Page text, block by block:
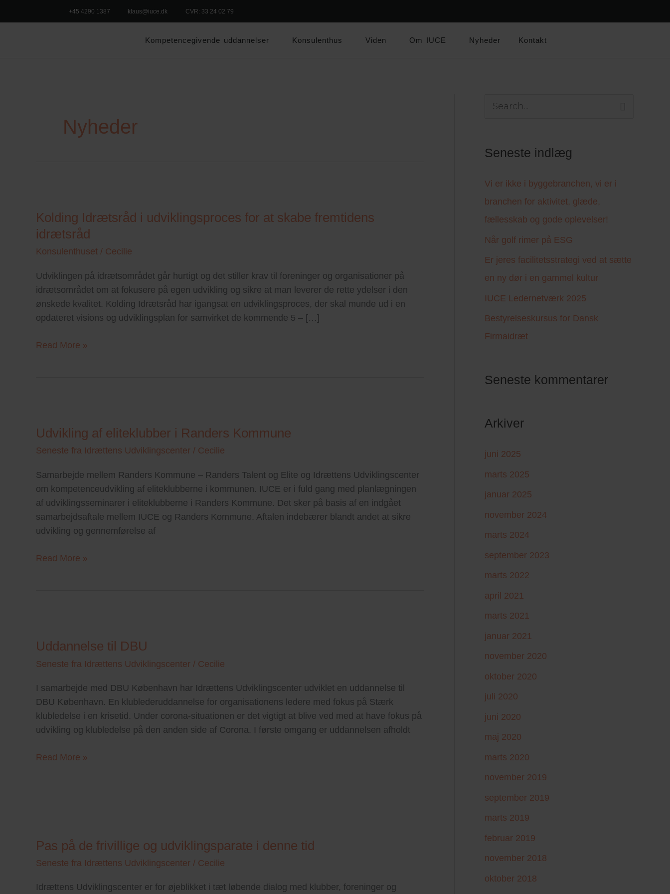
+45 4290 1387 klaus@iuce.dk CVR: 33 24 02 79
Kompetencegivende uddannelser Konsulenthus Viden Om IUCE Nyheder Kontakt
Nyheder
Kolding Idrætsråd i udviklingsproces for at skabe fremtidens
idrætsråd
Konsulenthuset / Cecilie
Udviklingen på idrætsområdet går hurtigt og det stiller krav til foreninger og organisationer på
idrætsområdet om at fokusere på egen udvikling og sikre at man leverer de rette ydelser i den
ønskede kvalitet. Kolding Idrætsråd har igangsat en udviklingsproces, der skal munde ud i en
opdateret visions og udviklingsplan for samvirket de kommende 5 – […]
udviklingsproces
for
skabe
fremtidens
idrætsråd
Read More »
Udvikling af eliteklubber i Randers Kommune
Seneste fra Idrættens Udviklingscenter / Cecilie
Samarbejde mellem Randers Kommune – Randers Talent og Elite og Idrættens Udviklingscenter
om kompetenceudvikling af eliteklubberne i kommunen. IUCE er i fuld gang med planlægningen
af udviklingsseminarer i eliteklubberne i Randers Kommune. Det sker på basis af en indgået
samarbejdsaftale mellem IUCE og Randers Kommune. Aftalen indebærer blandt andet at sikre
udvikling og gennemførelse af
eliteklubber
i
Kommune
Read More »
Uddannelse til DBU
Seneste fra Idrættens Udviklingscenter / Cecilie
I samarbejde med DBU København har Idrættens Udviklingscenter udviklet en uddannelse til
DBU København. En klublederuddannelse for organisationens ledere med fokus på Stærk
klubledelse i en krisetid. Under corona-situationen er det vigtigt at blive ved med at have fokus på
udvikling og klubledelse på den anden side af Corona. I første omgang er uddannelsen afholdt
DBU
Read More »
Pas på de frivillige og udviklingsparate i denne tid
Seneste fra Idrættens Udviklingscenter / Cecilie
Idrættens Udviklingscenter er for øjeblikket i tæt løbende dialog med klubber, foreninger og
de
frivillige
udviklingsparate
f
t
e
r
Seneste indlæg
Vi er ikke i byggebranchen, vi er i
branchen for aktivitet, glæde,
fællesskab og gode oplevelser!
Når golf rimer på ESG
Er jeres facilitetsstrategi ved at sætte
en ny dør i en gammel kultur
IUCE Ledernetværk 2025
Bestyrelseskursus for Dansk
Firmaidræt
Seneste kommentarer
Arkiver
juni 2025
marts 2025
januar 2025
november 2024
marts 2024
september 2023
marts 2022
april 2021
marts 2021
januar 2021
november 2020
oktober 2020
juli 2020
juni 2020
maj 2020
marts 2020
november 2019
september 2019
marts 2019
februar 2019
november 2018
oktober 2018